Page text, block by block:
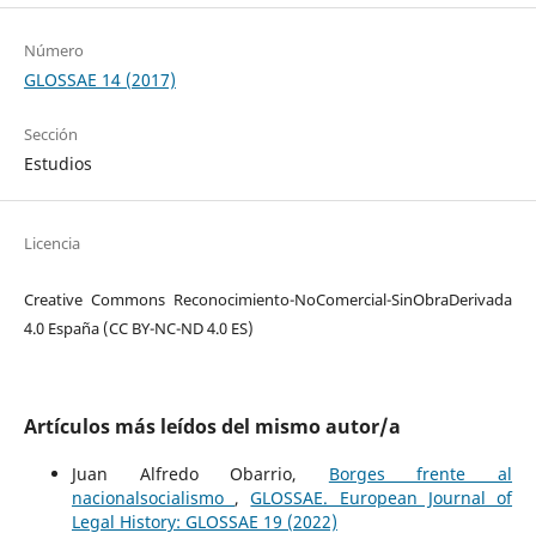
Número
GLOSSAE 14 (2017)
Sección
Estudios
Licencia
Creative Commons Reconocimiento-NoComercial-SinObraDerivada
4.0 España (CC BY-NC-ND 4.0 ES)
Artículos más leídos del mismo autor/a
Juan Alfredo Obarrio, Borges frente al
nacionalsocialismo ,GLOSSAE. European Journal of
Legal History: GLOSSAE 19 (2022)